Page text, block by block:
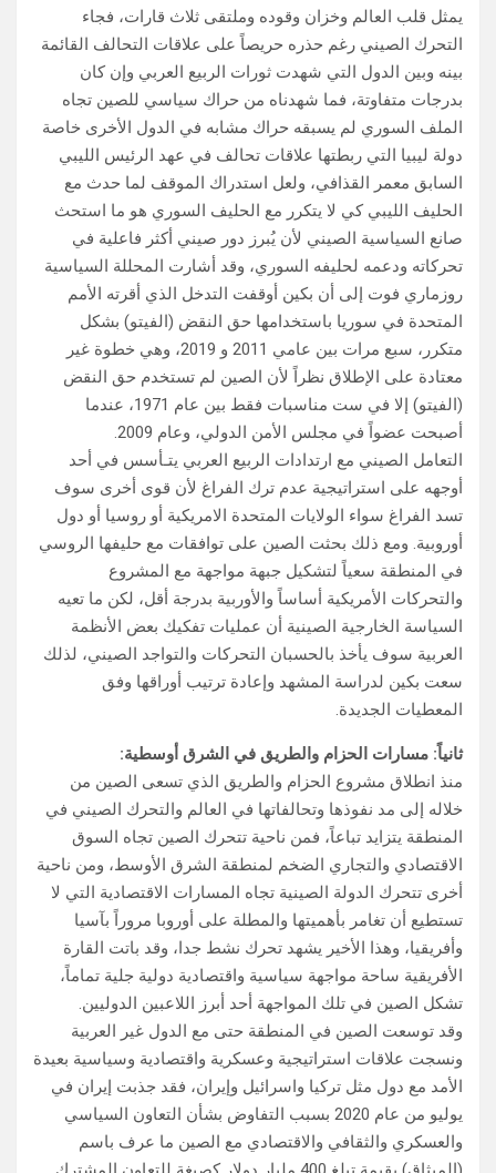
يمثل قلب العالم وخزان وقوده وملتقى ثلاث قارات، فجاء
التحرك الصيني رغم حذره حريصاً على علاقات التحالف القائمة
بينه وبين الدول التي شهدت ثورات الربيع العربي وإن كان
بدرجات متفاوتة، فما شهدناه من حراك سياسي للصين تجاه
الملف السوري لم يسبقه حراك مشابه في الدول الأخرى خاصة
دولة ليبيا التي ربطتها علاقات تحالف في عهد الرئيس الليبي
السابق معمر القذافي، ولعل استدراك الموقف لما حدث مع
الحليف الليبي كي لا يتكرر مع الحليف السوري هو ما استحث
صانع السياسية الصيني لأن يُبرز دور صيني أكثر فاعلية في
تحركاته ودعمه لحليفه السوري، وقد أشارت المحللة السياسية
روزماري فوت إلى أن بكين أوقفت التدخل الذي أقرته الأمم
المتحدة في سوريا باستخدامها حق النقض (الفيتو) بشكل
متكرر، سبع مرات بين عامي 2011 و 2019، وهي خطوة غير
معتادة على الإطلاق نظراً لأن الصين لم تستخدم حق النقض
(الفيتو) إلا في ست مناسبات فقط بين عام 1971، عندما
أصبحت عضواً في مجلس الأمن الدولي، وعام 2009.
التعامل الصيني مع ارتدادات الربيع العربي يتـأسس في أحد
أوجهه على استراتيجية عدم ترك الفراغ لأن قوى أخرى سوف
تسد الفراغ سواء الولايات المتحدة الامريكية أو روسيا أو دول
أوروبية. ومع ذلك بحثت الصين على توافقات مع حليفها الروسي
في المنطقة سعياً لتشكيل جبهة مواجهة مع المشروع
والتحركات الأمريكية أساساً والأوربية بدرجة أقل، لكن ما تعيه
السياسة الخارجية الصينية أن عمليات تفكيك بعض الأنظمة
العربية سوف يأخذ بالحسبان التحركات والتواجد الصيني، لذلك
سعت بكين لدراسة المشهد وإعادة ترتيب أوراقها وفق
المعطيات الجديدة.
ثانياً: مسارات الحزام والطريق في الشرق أوسطية:
منذ انطلاق مشروع الحزام والطريق الذي تسعى الصين من
خلاله إلى مد نفوذها وتحالفاتها في العالم والتحرك الصيني في
المنطقة يتزايد تباعاً، فمن ناحية تتحرك الصين تجاه السوق
الاقتصادي والتجاري الضخم لمنطقة الشرق الأوسط، ومن ناحية
أخرى تتحرك الدولة الصينية تجاه المسارات الاقتصادية التي لا
تستطيع أن تغامر بأهميتها والمطلة على أوروبا مروراً بآسيا
وأفريقيا، وهذا الأخير يشهد تحرك نشط جدا، وقد باتت القارة
الأفريقية ساحة مواجهة سياسية واقتصادية دولية جلية تماماً،
تشكل الصين في تلك المواجهة أحد أبرز اللاعبين الدوليين.
وقد توسعت الصين في المنطقة حتى مع الدول غير العربية
ونسجت علاقات استراتيجية وعسكرية واقتصادية وسياسية بعيدة
الأمد مع دول مثل تركيا واسرائيل وإيران، فقد جذبت إيران في
يوليو من عام 2020 بسبب التفاوض بشأن التعاون السياسي
والعسكري والثقافي والاقتصادي مع الصين ما عرف باسم